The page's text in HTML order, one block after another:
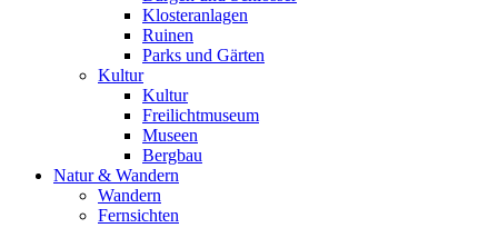
Klosteranlagen
Ruinen
Parks und Gärten
Kultur
Kultur
Freilichtmuseum
Museen
Bergbau
Natur & Wandern
Wandern
Fernsichten